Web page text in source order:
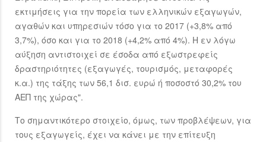
εκτιμήσεις για την πορεία των ελληνικών εξαγωγών,
αγαθών και υπηρεσιών τόσο για το 2017 (+3,8% από
3,7%), όσο και για το 2018 (+4,2% από 4%). Η εν λόγω
αύξηση αντιστοιχεί σε έσοδα από εξωστρεφείς
δραστηριότητες (εξαγωγές, τουρισμός, μεταφορές
κ.α.) της τάξης των 56,1 δισ. ευρώ ή ποσοστό 30,2% του
ΑΕΠ της χώρας".
Το σημαντικότερο στοιχείο, όμως, των προβλέψεων, για
τους εξαγωγείς, έχει να κάνει με την επίτευξη